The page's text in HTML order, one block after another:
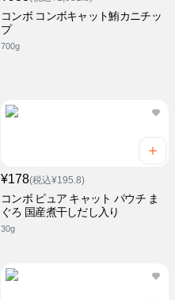
コンボ コンボキャット鮪カニチッ
プ
700g
¥178(税込¥195.8)
コンボ ピュア キャット パウチ ま
ぐろ 国産煮干しだし入り
30g